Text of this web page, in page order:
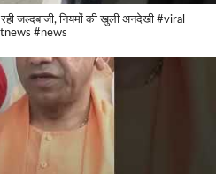
जल्दबाजी, नियमों की खुली अनदेखी #viral
#news